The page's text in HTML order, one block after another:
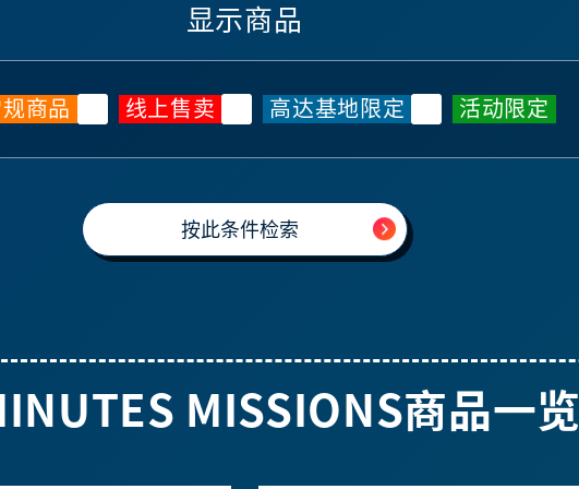
显示商品
商品 线上售卖 高达基地限定 活动限定
MISSIONS商品一览